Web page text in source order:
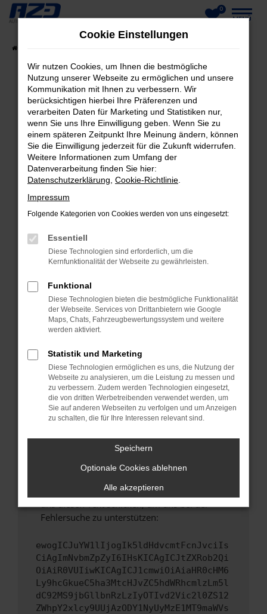
Zum
springen
0
MENÜ
FEHLER: NETWORK ERROR
Beim Laden ist ein Fehler aufgetreten.
Hier sind ein paar Tipps, die dir helfen können:
Überprüfe deine Firewall und deine
Internetverbindung.
Laden andere Webseiten, zum Beispiel deine
Suchmaschine?
Manche Erweiterungen, wie Werbeblocker,
können das Laden bestimmter Seiten
verhindern. Funktioniert die Seite in einem
anderen Browser oder in einem privaten
Fenster?
Starte dein Gerät neu.
Das kann manchmal helfen, vorübergehende
Stelle sicher, dass dein Browser und dein
Betriebssystem auf dem neuesten Stand
sind.
Veraltete Software birgt nicht nur ein
Sicherheitsrisiko, sondern kann auch dazu
führen, dass bestimmte Funktionen nicht mehr
Wende dich an den Webseitenbetreiber.
Wenn du alle oben genannten Schritte versucht
versuchen, das Problem zu beheben. Du kannst
uns diesen Text schicken, um uns bei der
Fehlersuche zu unterstützen:
ewogICJuYW1lIjogIk5ldHdvcmtFcnJvciIs
CiAgImNvbmZpZyI6IHsKICAgICJtZXRob2Qi
OiAiR0VUIiwKICAgICJ1cmwiOiAiaHR0cHM6
Ly9hcGkueC5ha3MtcHJvZC5hdWRhcmlzLm5l
dC92MS9jbGllbnRzLzIyOTIvd2Vic2l0ZS12
ZWhpY2xlcy9UUjAzODY1NyUyMzE1MT9maWVs
Cookie Einstellungen
Wir nutzen Cookies, um Ihnen die bestmögliche
Nutzung unserer Webseite zu ermöglichen und unsere
Kommunikation mit Ihnen zu verbessern. Wir
berücksichtigen hierbei Ihre Präferenzen und
verarbeiten Daten für Marketing und Statistiken nur,
wenn Sie uns Ihre Einwilligung geben. Wenn Sie zu
einem späteren Zeitpunkt Ihre Meinung ändern, können
Sie die Einwilligung jederzeit für die Zukunft widerrufen.
Weitere Informationen zum Umfang der
Datenverarbeitung finden Sie hier:
Datenschutzerklärung Cookie-Richtlinie
Impressum
Folgende Kategorien von Cookies werden von uns eingesetzt:
Essentiell
Diese Technologien sind erforderlich, um die
Kernfunktionalität der Webseite zu gewährleisten.
Funktional
Diese Technologien bieten die bestmögliche Funktionalität
der Webseite. Services von Drittanbietern wie Google
Maps, Chats, Fahrzeugbewertungssystem und weitere
werden aktiviert.
Statistik und Marketing
Diese Technologien ermöglichen es uns, die Nutzung der
Webseite zu analysieren, um die Leistung zu messen und
zu verbessern. Zudem werden Technologien eingesetzt,
die von dritten Werbetreibenden verwendet werden, um
Sie auf anderen Webseiten zu verfolgen und um Anzeigen
zu schalten, die für Ihre Interessen relevant sind.
Speichern
Optionale Cookies ablehnen
Alle akzeptieren